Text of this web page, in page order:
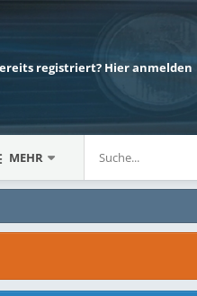
registriert? Hier anmelden
MEHR